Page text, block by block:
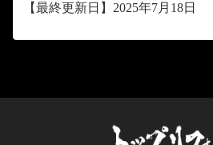
【最終更新日】2025年7月18日